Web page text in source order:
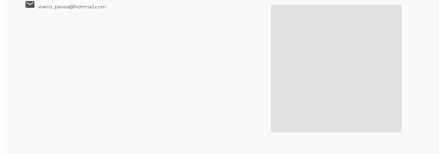
vivero_pavas@hotmail.com